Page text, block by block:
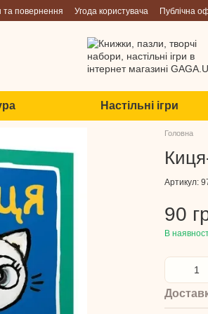
та повернення Угода користувача Публічна
Настільні ігри
Головна
Артикул:
90
В